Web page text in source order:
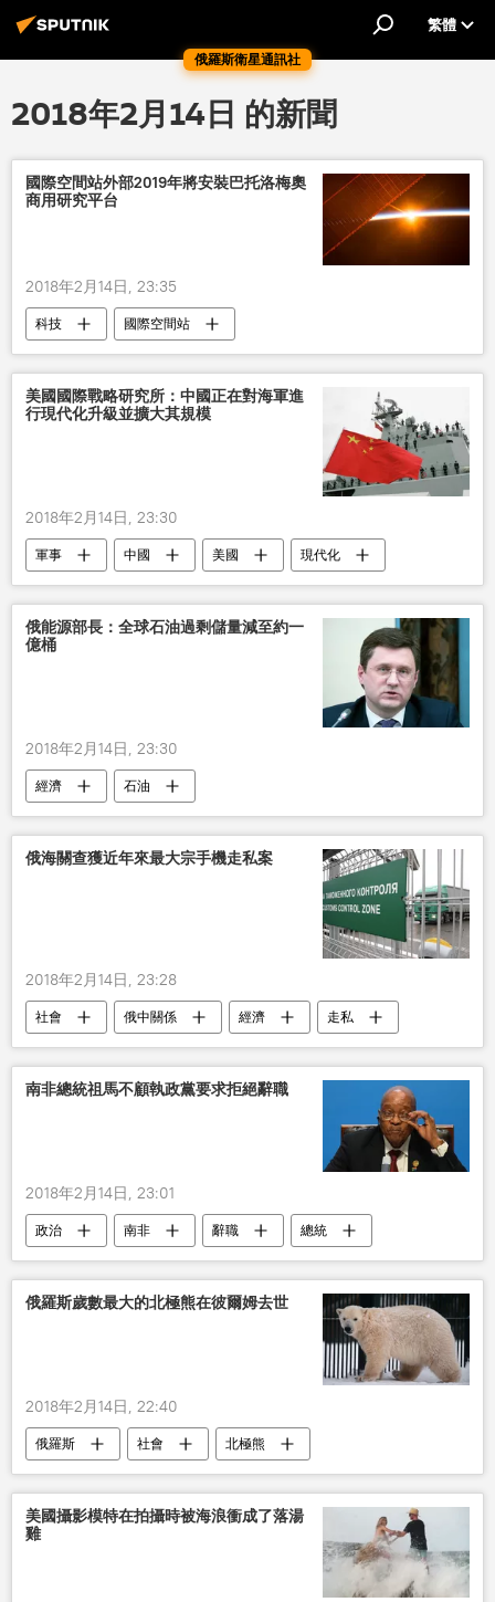
俄羅斯衛星通訊社
繁體
2018年2月14日 的新聞
國際空間站外部2019年將安裝巴托洛梅奧
商用研究平台
2018年2月14日, 23:35
科技 國際空間站
美國國際戰略研究所：中國正在對海軍進
行現代化升級並擴大其規模
2018年2月14日, 23:30
軍事 中國 美國
現代化
中國海軍
俄能源部長：全球石油過剩儲量減至約一
億桶
2018年2月14日, 23:30
經濟 石油
俄海關查獲近年來最大宗手機走私案
2018年2月14日, 23:28
社會 俄中關係 經濟 走私
南非總統祖馬不顧執政黨要求拒絕辭職
2018年2月14日, 23:01
政治 南非 辭職 總統
俄羅斯歲數最大的北極熊在彼爾姆去世
2018年2月14日, 22:40
俄羅斯 社會
北極熊
動物園
去世
美國攝影模特在拍攝時被海浪衝成了落湯
雞